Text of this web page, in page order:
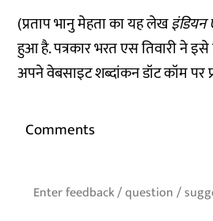
(प्रताप भानु मेहता का यह लेखइंडियन
हुआ है. पत्रकार भरत एस तिवारी ने
अपने वेबसाइटशब्दांकन डॉट कॉमपर
Comments